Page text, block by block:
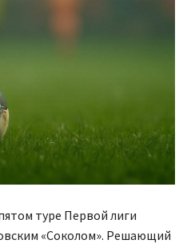
туре Первой лиги
«Соколом». Решающий